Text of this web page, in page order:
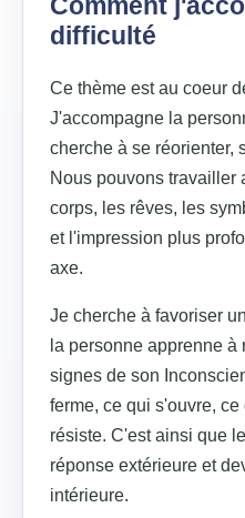
Comment
difficulté
Ce thème est au coeur
J'accompagne la
cherche à se réorienter,
Nous pouvons travailler
corps, les rêves, les
et l'impression plus
axe.
Je cherche à favoriser
la personne apprenne
signes de son
ferme, ce qui s'ouvre,
résiste. C'est ainsi que
réponse extérieure et
intérieure.